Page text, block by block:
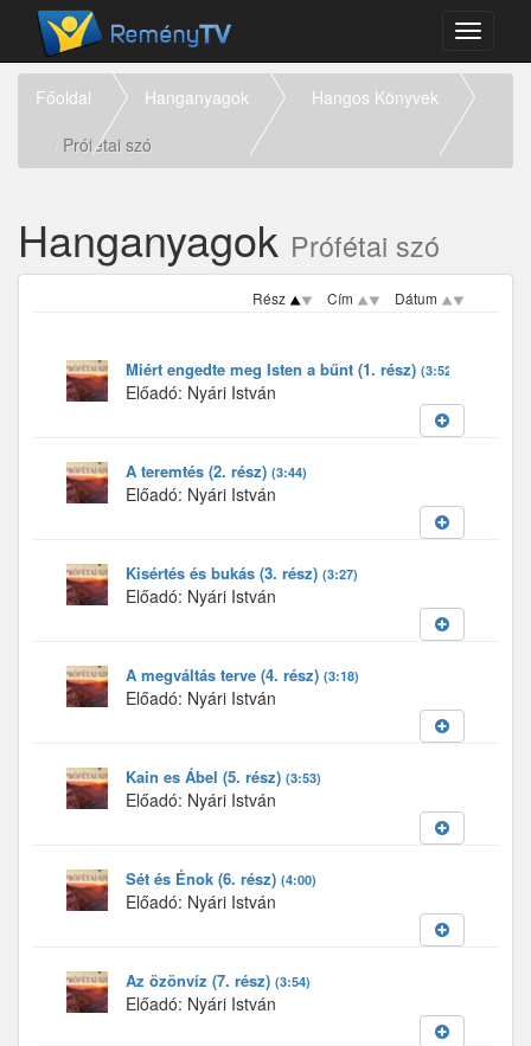
Toggle
Főoldal
Hanganyagok
Hangos Könyvek
Prófétai szó
Hanganyagok Prófétai szó
Rész Cím Dátum
Miért engedte meg Isten a bűnt (1. rész) (3:52)
Előadó: Nyári István
A teremtés (2. rész) (3:44)
Előadó: Nyári István
Kisértés és bukás (3. rész) (3:27)
Előadó: Nyári István
A megváltás terve (4. rész) (3:18)
Előadó: Nyári István
Kain es Ábel (5. rész) (3:53)
Előadó: Nyári István
Sét és Énok (6. rész) (4:00)
Előadó: Nyári István
Az özönvíz (7. rész) (3:54)
Előadó: Nyári István